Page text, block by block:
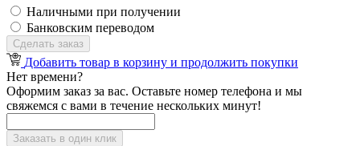
Наличными при получении
Банковским переводом
Сделать заказ
Добавить товар в корзину и продолжить покупки
Нет времени?
Оформим заказ за вас. Оставьте номер телефона и мы
свяжемся с вами в течение нескольких минут!
Заказать в один клик